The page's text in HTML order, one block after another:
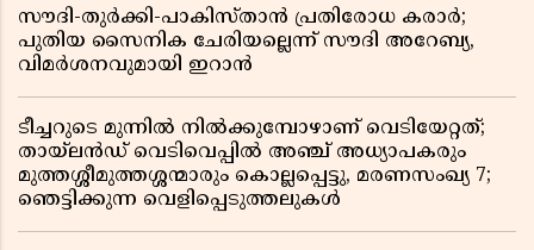
സൗദി-തുർക്കി-പാകിസ്താൻ പ്രതിരോധ കരാർ;
പുതിയ സൈനിക ചേരിയല്ലെന്ന് സൗദി അറേബ്യ,
വിമർശനവുമായി ഇറാൻ
ടീച്ചറുടെ മുന്നിൽ നിൽക്കുമ്പോഴാണ് വെടിയേറ്റത്;
തായ്‌ലൻഡ് വെടിവെപ്പിൽ അഞ്ച് അധ്യാപകരും
മുത്തശ്ശീമുത്തശ്ശന്മാരും കൊല്ലപ്പെട്ടു, മരണസംഖ്യ 7;
ഞെട്ടിക്കുന്ന വെളിപ്പെടുത്തലുകൾ